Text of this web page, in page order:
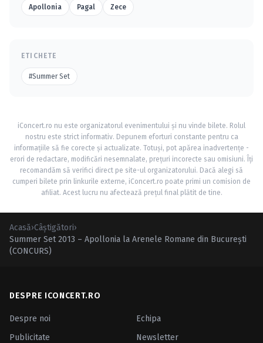
Apollonia Pagal Zece
ETICHETE
#Summer Set
iConcert.ro nu este organizatorul evenimentului și nu vinde bilete. Rolul
nostru este strict informativ. Depunem eforturi constante pentru ca
informațiile să fie corecte și actualizate. Totuși, pot apărea inadvertențe -
erori de redactare, modificări nesemnalate, prețuri incorecte sau omisiuni. Îți
recomandăm să verifici direct pe site-ul organizatorului. Dacă alegi să
cumperi bilete prin linkurile externe, iConcert.ro poate primi un comision de
afiliat. Acest lucru nu afectează prețul final plătit de tine.
Acasă›Câştigători›
Summer Set 2013 – Apollonia la Arenele Romane din Bucureşti
(CONCURS)
DESPRE ICONCERT.RO
Despre noi
Echipa
Publicitate
Newsletter